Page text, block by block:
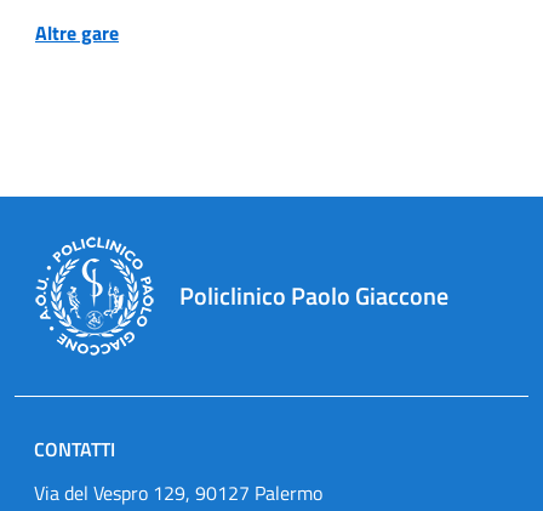
Altre gare
Policlinico Paolo Giaccone
CONTATTI
Via del Vespro 129, 90127 Palermo